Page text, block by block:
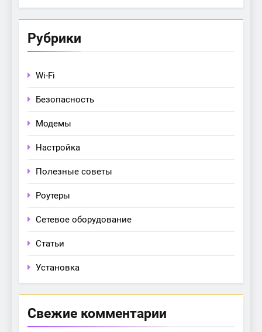
Рубрики
Wi-Fi
Безопасность
Модемы
Настройка
Полезные советы
Роутеры
Сетевое оборудование
Статьи
Установка
Свежие комментарии